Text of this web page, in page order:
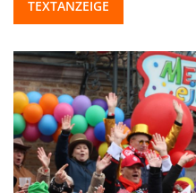
TEXTANZEIGE